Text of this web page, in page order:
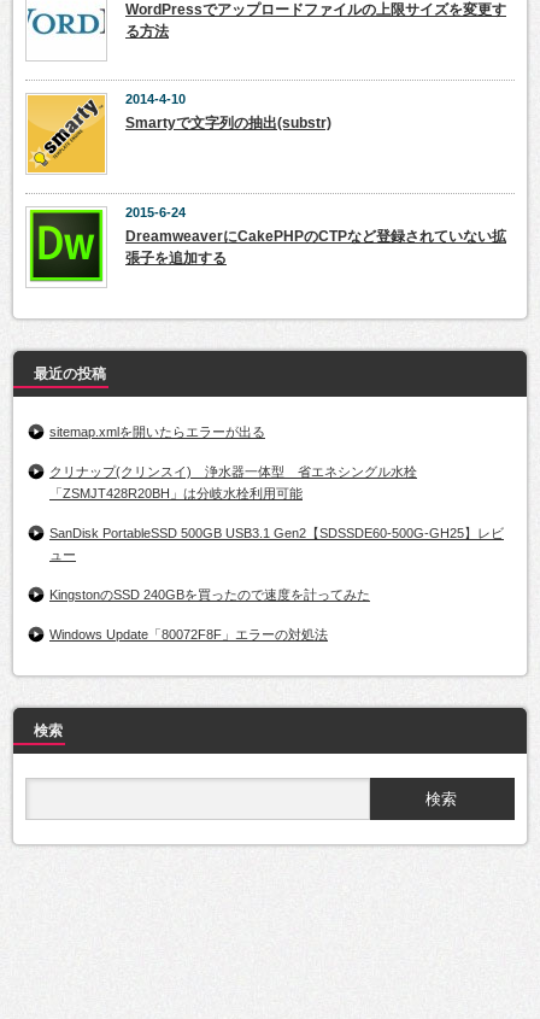
WordPressでアップロードファイルの上限サイズを変更す
る方法
2014-4-10
Smartyで文字列の抽出(substr)
2015-6-24
DreamweaverにCakePHPのCTPなど登録されていない拡
張子を追加する
最近の投稿
sitemap.xmlを開いたらエラーが出る
クリナップ(クリンスイ) 浄水器一体型 省エネシングル水栓
「ZSMJT428R20BH」は分岐水栓利用可能
SanDisk PortableSSD 500GB USB3.1 Gen2【SDSSDE60-500G-GH25】レビ
ュー
KingstonのSSD 240GBを買ったので速度を計ってみた
Windows Update「80072F8F」エラーの対処法
検索